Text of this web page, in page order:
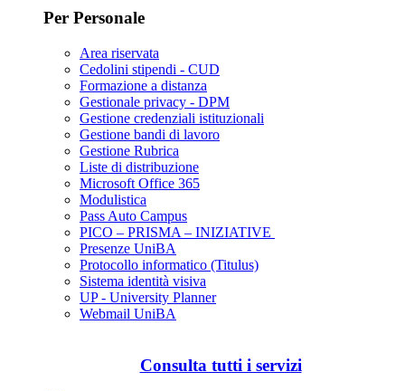
Per Personale
Area riservata
Cedolini stipendi - CUD
Formazione a distanza
Gestionale privacy - DPM
Gestione credenziali istituzionali
Gestione bandi di lavoro
Gestione Rubrica
Liste di distribuzione
Microsoft Office 365
Modulistica
Pass Auto Campus
PICO – PRISMA – INIZIATIVE
Presenze UniBA
Protocollo informatico (Titulus)
Sistema identità visiva
UP - University Planner
Webmail UniBA
Consulta tutti i servizi